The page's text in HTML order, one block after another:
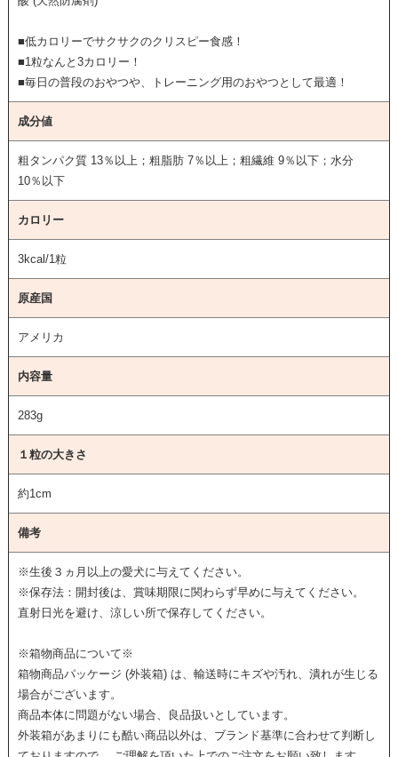
■低カロリーでサクサクのクリスピー食感！
■1粒なんと3カロリー！
■毎日の普段のおやつや、トレーニング用のおやつとして最適！
成分値
粗タンパク質 13％以上；粗脂肪 7％以上；粗繊維 9％以下；水分
10％以下
カロリー
3kcal/1粒
原産国
アメリカ
内容量
283g
１粒の大きさ
約1cm
備考
※生後３ヵ月以上の愛犬に与えてください。
※保存法：開封後は、賞味期限に関わらず早めに与えてください。
直射日光を避け、涼しい所で保存してください。
※箱物商品について※
箱物商品パッケージ (外装箱) は、輸送時にキズや汚れ、潰れが生じる
場合がございます。
商品本体に問題がない場合、良品扱いとしています。
外装箱があまりにも酷い商品以外は、ブランド基準に合わせて判断し